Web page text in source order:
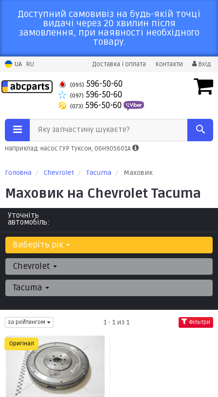
Доступний самовивіз на будь-якій точці
видачі через 20 хвилин після
замовлення, при наявності необхідного
товару.
UA RU Доставка і оплата Контакти Вхід
(095) 596-50-60
(097) 596-50-60
(073) 596-50-60
Яку запчастину шукаєте?
Наприклад: насос ГУР Туксон, 06H905601A
Головна Chevrolet Tacuma Маховик
Маховик на Chevrolet Tacuma
Уточніть
автомобіль:
Виберіть рік
Chevrolet
Tacuma
за рейтингом 1 - 1 из 1 Фільтри
Оригінал